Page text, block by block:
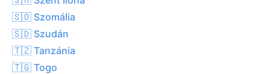
🇸🇴 Szomália
🇸🇩 Szudán
🇹🇿 Tanzánia
🇹🇬 Togo